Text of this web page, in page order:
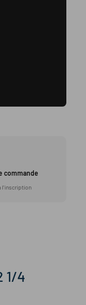
commande
l'inscription
1/4